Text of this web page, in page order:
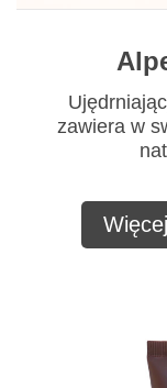
zawiera w